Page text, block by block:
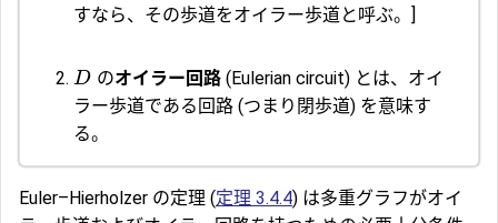
すなら、その歩道をオイラー歩道と呼ぶ。]
D のオイラー回路(Eulerian circuit) とは、オイ
ラー歩道である回路 (つまり閉歩道) を意味す
る。
Euler–Hierholzer の定理 (定理 3.4.4) は多重グラフがオイ